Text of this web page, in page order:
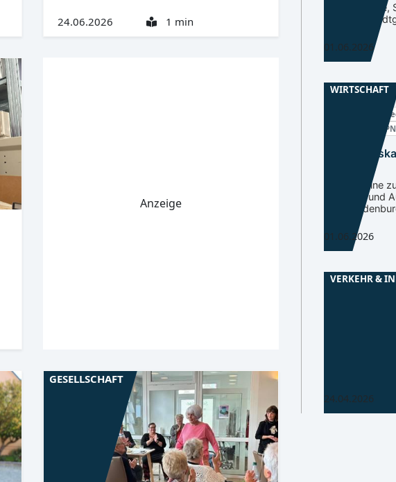
Anzeige
24.06.2026 1 min
GESELLSCHAFT
Märkte, Feste,
Kultur im
01.06.2026
WIRTSCHAFT
CB, LDS, OSL, SPN
Juni-Termine
Beratung und
01.06.2026
VERKEHR &
18.05.2026,
24.04.2026